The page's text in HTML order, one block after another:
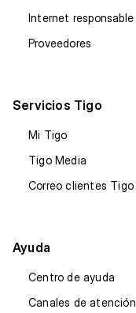
Internet responsable
Proveedores
Servicios Tigo
Mi Tigo
Tigo Media
Correo clientes Tigo
Ayuda
Centro de ayuda
Canales de atención